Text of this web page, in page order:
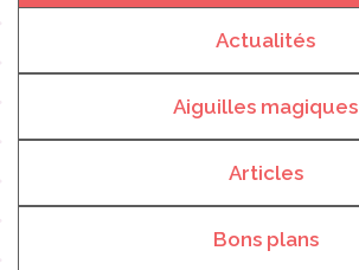
Actualités
Aiguilles magiques
Articles
Bons plans